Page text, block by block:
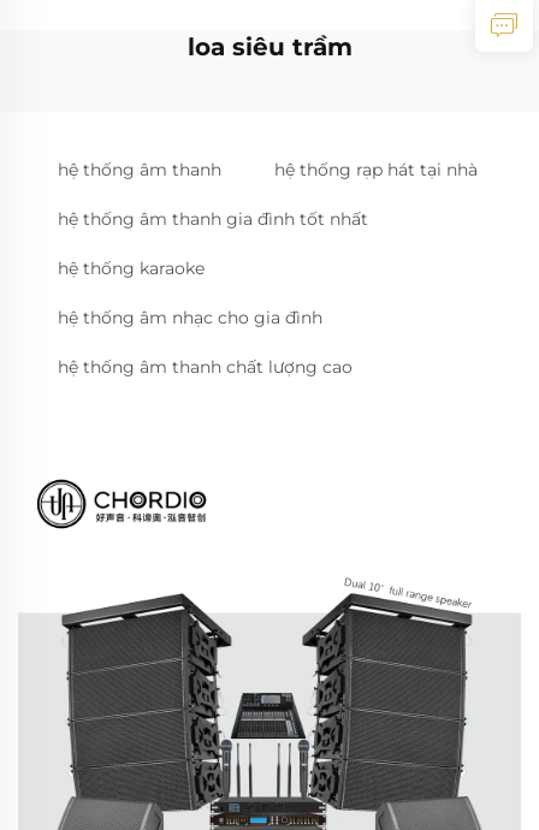
loa siêu trầm
hệ thống âm thanh hệ thống rạp hát tại nhà
hệ thống âm thanh gia đình tốt nhất
hệ thống karaoke
hệ thống âm nhạc cho gia đình
hệ thống âm thanh chất lượng cao